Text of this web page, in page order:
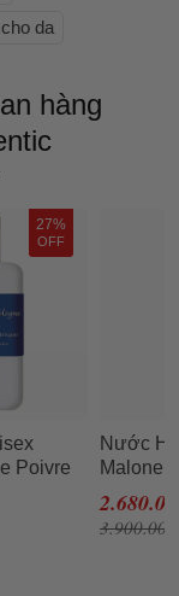
da
hàng
27%
OFF
Poivre
Nước
Malone